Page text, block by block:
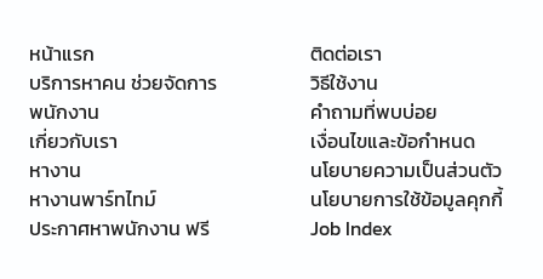
หน้าแรก
บริการหาคน ช่วยจัดการ
พนักงาน
เกี่ยวกับเรา
หางาน
หางานพาร์ทไทม์
ประกาศหาพนักงาน ฟรี
ติดต่อเรา
วิธีใช้งาน
คำถามที่พบบ่อย
เงื่อนไขและข้อกำหนด
นโยบายความเป็นส่วนตัว
นโยบายการใช้ข้อมูลคุกกี้
Job Index